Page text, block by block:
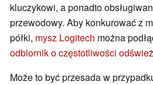
kluczykowi, a ponadto
przewodowy. Aby konkurować z
półki, mysz Logitech można
odbiornik o częstotliwości
Może to być przesada w